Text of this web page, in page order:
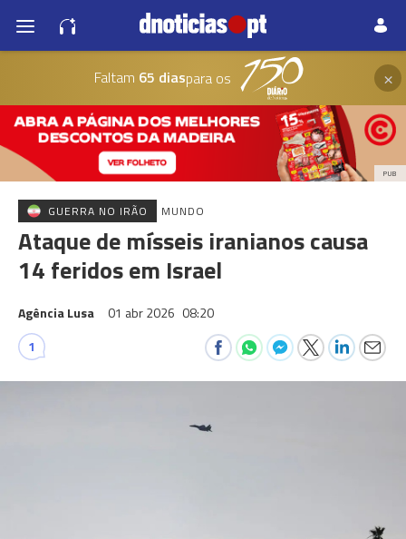
Faltam 65 diaspara os ×
PUB
GUERRA NO IRÃO MUNDO
Ataque de mísseis iranianos causa
14 feridos em Israel
Agência Lusa 01 abr 2026 08:20
1